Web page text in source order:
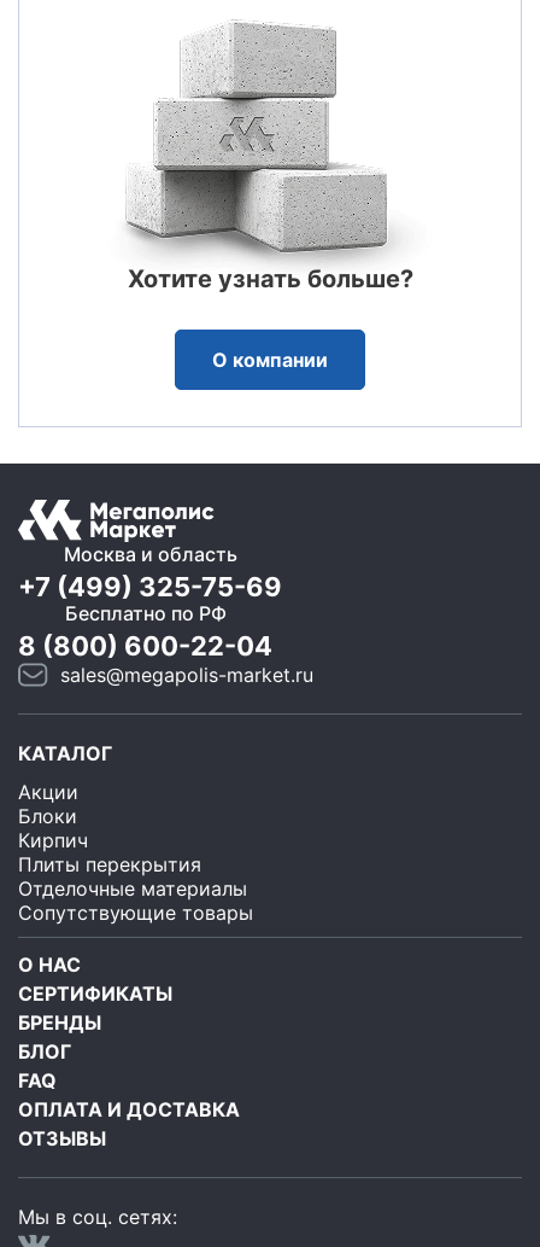
Хотите узнать больше?
О компании
Москва и область
+7 (499) 325-75-69
Бесплатно по РФ
8 (800) 600-22-04
sales@megapolis-market.ru
КАТАЛОГ
Акции
Блоки
Кирпич
Плиты перекрытия
Отделочные материалы
Сопутствующие товары
О НАС
СЕРТИФИКАТЫ
БРЕНДЫ
БЛОГ
FAQ
ОПЛАТА И ДОСТАВКА
ОТЗЫВЫ
Мы в соц. сетях: